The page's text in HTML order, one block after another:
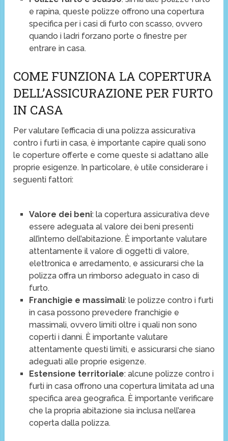
e rapina, queste polizze offrono una copertura
specifica per i casi di furto con scasso, ovvero
quando i ladri forzano porte o finestre per
entrare in casa.
COME FUNZIONA LA COPERTURA
DELL’ASSICURAZIONE PER FURTO
IN CASA
Per valutare l’efficacia di una polizza assicurativa
contro i furti in casa, è importante capire quali sono
le coperture offerte e come queste si adattano alle
proprie esigenze. In particolare, è utile considerare i
seguenti fattori:
Valore dei beni: la copertura assicurativa deve
essere adeguata al valore dei beni presenti
all’interno dell’abitazione. È importante valutare
attentamente il valore di oggetti di valore,
elettronica e arredamento, e assicurarsi che la
polizza offra un rimborso adeguato in caso di
furto.
Franchigie e massimali: le polizze contro i furti
in casa possono prevedere franchigie e
massimali, ovvero limiti oltre i quali non sono
coperti i danni. È importante valutare
attentamente questi limiti, e assicurarsi che siano
adeguati alle proprie esigenze.
Estensione territoriale: alcune polizze contro i
furti in casa offrono una copertura limitata ad una
specifica area geografica. È importante verificare
che la propria abitazione sia inclusa nell’area
coperta dalla polizza.